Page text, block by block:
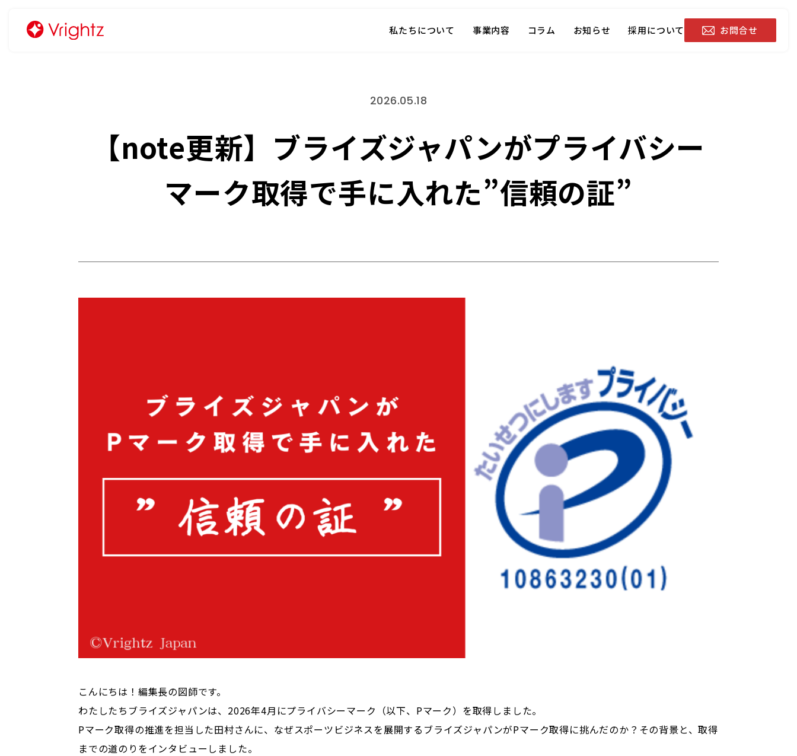
私たちについて 事業内容 コラム お知らせ 採用について お問合せ
2026.05.18
【note更新】ブライズジャパンがプライバシー
マーク取得で手に入れた”信頼の証”
こんにちは！編集長の図師です。
わたしたちブライズジャパンは、2026年4月にプライバシーマーク（以下、Pマーク）を取得しました。
Pマーク取得の推進を担当した田村さんに、なぜスポーツビジネスを展開するブライズジャパンがPマーク取得に挑んだのか？その背景と、取得
までの道のりをインタビューしました。